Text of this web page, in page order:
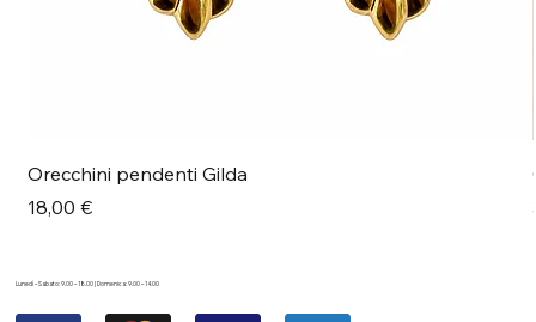
Orecchini pendenti Gilda
Prezzo
18,00 €
Lunedì – Sabato: 9.00 – 18.00 | Domenica: 9.00 – 14.00